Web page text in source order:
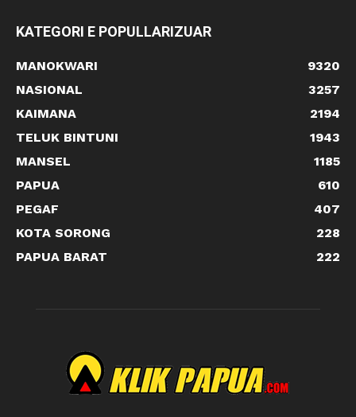
KATEGORI E POPULLARIZUAR
MANOKWARI
9320
NASIONAL
3257
KAIMANA
2194
TELUK BINTUNI
1943
MANSEL
1185
PAPUA
610
PEGAF
407
KOTA SORONG
228
PAPUA BARAT
222